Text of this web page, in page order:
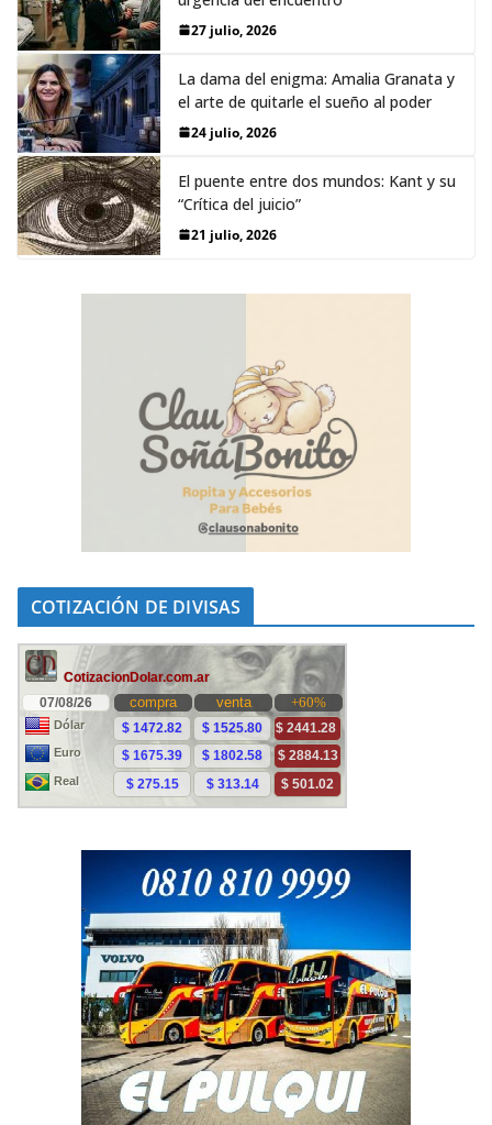
27 julio, 2026
La dama del enigma: Amalia Granata y
el arte de quitarle el sueño al poder
24 julio, 2026
El puente entre dos mundos: Kant y su
“Crítica del juicio”
21 julio, 2026
COTIZACIÓN DE DIVISAS